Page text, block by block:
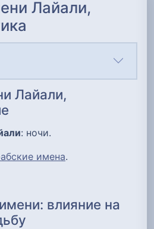
Лайали,
Лайали,
: ночи.
имена.
влияние на